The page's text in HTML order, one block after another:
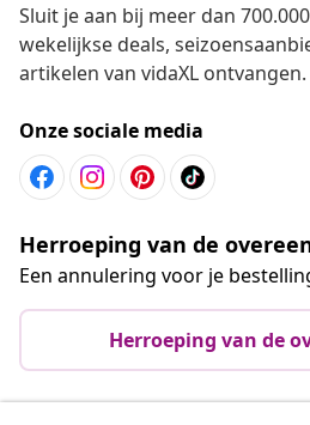
Sluit je aan bij meer dan
wekelijkse deals,
artikelen van vidaXL ontvangen.
Onze sociale media
Herroeping van de
Een annulering voor je
Herroeping van de